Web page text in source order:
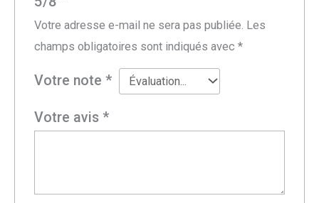
Votre adresse e-mail ne sera pas publiée. Les
champs obligatoires sont indiqués avec*
Votre note*
Votre avis*